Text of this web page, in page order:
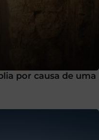
por causa de uma